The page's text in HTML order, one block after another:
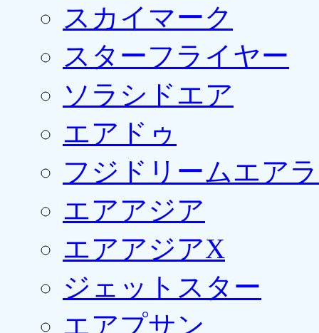
スカイマーク
スターフライヤー
ソラシドエア
エアドゥ
フジドリームエア
エアアジア
エアアジアX
ジェットスター
エアプサン